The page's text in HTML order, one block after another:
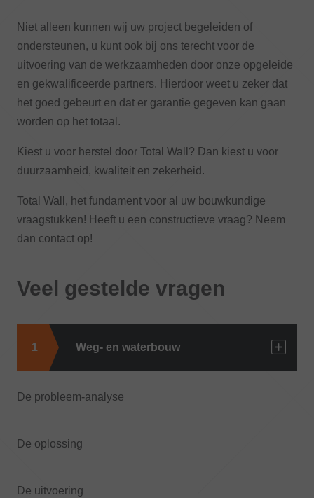
Niet alleen kunnen wij uw project begeleiden of
ondersteunen, u kunt ook bij ons terecht voor de
uitvoering van de werkzaamheden door onze opgeleide
en gekwalificeerde partners. Hierdoor weet u zeker dat
het goed gebeurt en dat er garantie gegeven kan gaan
worden op het totaal.
Kiest u voor herstel door Total Wall? Dan kiest u voor
duurzaamheid, kwaliteit en zekerheid.
Total Wall, het fundament voor al uw bouwkundige
vraagstukken! Heeft u een constructieve vraag? Neem
dan contact op!
Veel gestelde vragen
Weg- en waterbouw
De probleem-analyse
De oplossing
De uitvoering